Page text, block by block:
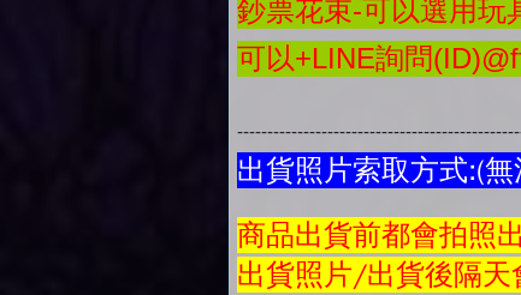
鈔票花束-可以選用玩
可以+LINE詢問
出貨照片索取方式:(
商品出貨前都會拍照
出貨照片/出貨後隔天